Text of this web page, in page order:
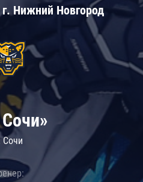
Нижний Новгород
Сочи